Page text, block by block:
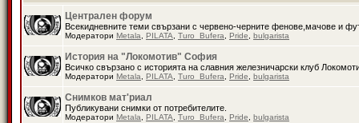
Централен форум
Всекидневните теми свързани с червено-черните фенове,мачове и
Модератори Metala PILATA Turo_Bufera Pride bulgarista
История на "Локомотив" София
Всичко свързано с историята на славния железничарски клуб
Модератори Metala PILATA Turo_Bufera Pride bulgarista
Снимков мат'риал
Публикувани снимки от потребителите.
Модератори Metala PILATA Turo_Bufera Pride bulgarista